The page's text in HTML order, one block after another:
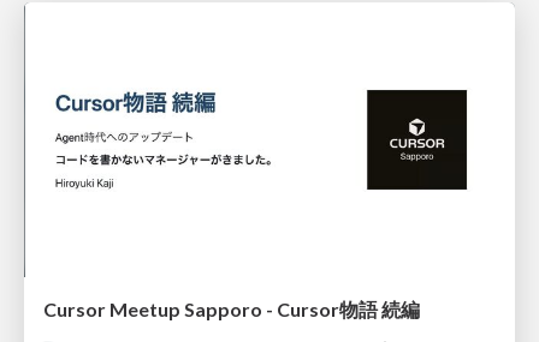
Cursor Meetup Sapporo - Cursor物語 続編